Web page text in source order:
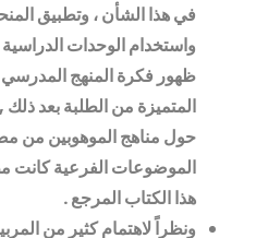
في هذا الشأن ، وتطبيق
واستخدام الوحدات
ظهور فكرة المنهج المدرسي
المتميزة من الطلبة بعد
حول مناهج الموهوبين من
الموضوعات الفرعية
هذا الكتاب المرجع.
ونظراً لاهتمام كثير من